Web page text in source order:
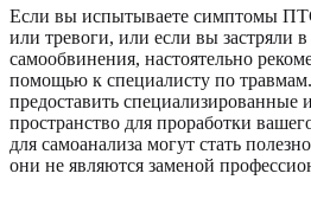
Если вы испытываете симптомы
или тревоги, или если вы застряли
самообвинения, настоятельно
помощью к специалисту по
предоставить специализированные
пространство для проработки
для самоанализа могут стать
они не являются заменой